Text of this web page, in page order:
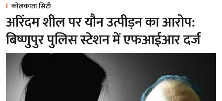
कोलकाता सिटी
अरिंदम शील पर यौन उत्पीड़न का आरोप:
बिष्णुपुर पुलिस स्टेशन में एफआईआर दर्ज